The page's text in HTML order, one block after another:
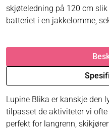
skjøteledning på 120 cm
batteriet i en jakkelomme,
Lupine Blika er kanskje den
tilpasset de aktiviteter vi
perfekt for langrenn,